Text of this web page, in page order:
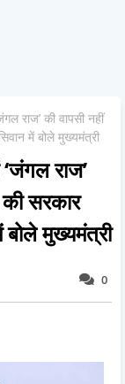
राज’ की वापसी नहीं
में बोले मुख्यमंत्री
राज’
सरकार
मुख्यमंत्री
0